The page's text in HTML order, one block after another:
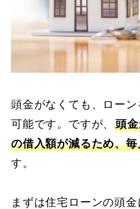
頭金がなくても、ロー
可能です。ですが、頭
の借入額が減るため、
す。
まずは住宅ローンの頭